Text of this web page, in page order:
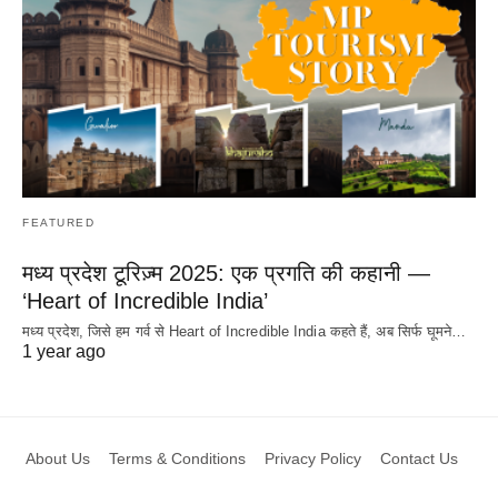
FEATURED
मध्य प्रदेश टूरिज़्म 2025: एक प्रगति की कहानी —
‘Heart of Incredible India’
मध्य प्रदेश, जिसे हम गर्व से Heart of Incredible India कहते हैं, अब सिर्फ घूमने…
1 year ago
About Us Terms & Conditions Privacy Policy Contact Us